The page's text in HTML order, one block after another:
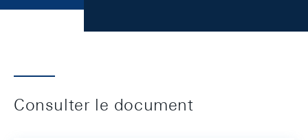
Consulter le document